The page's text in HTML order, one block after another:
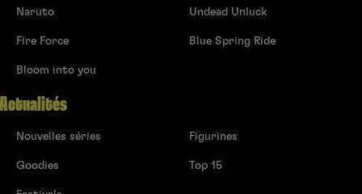
Naruto
Fire Force
Bloom into you
Undead Unluck
Blue Spring Ride
Actualités
Nouvelles séries
Goodies
Figurines
Top 15